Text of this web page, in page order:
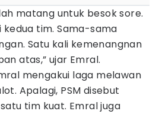
matang untuk besok sore.
tim. Sama-sama
Satu kali kemenangnan
atas,” ujar Emral.
mengakui laga melawan
Apalagi, PSM disebut
tim kuat. Emral juga